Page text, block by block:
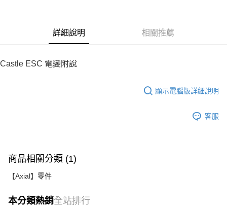
每筆NT$100，滿NT$2,000(含以上)免運費
詳細說明 相關推薦
Castle ESC 電變附說
顯示電腦版詳細說明
客服
商品相關分類 (1)
【Axial】零件
本分類熱銷全站排行